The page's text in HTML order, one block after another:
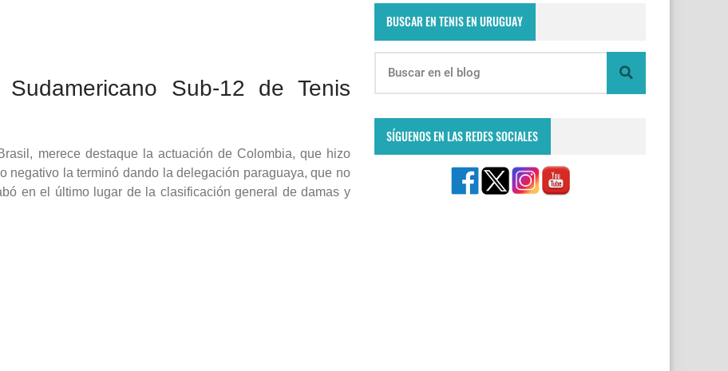
Sub-12 de Tenis
merece destaque la actuación de Colombia, que hizo
negativo la terminó dando la delegación paraguaya, que no
en el último lugar de la clasificación general de damas y
BUSCAR EN TENIS EN URUGUAY
SÍGUENOS EN LAS REDES SOCIALES